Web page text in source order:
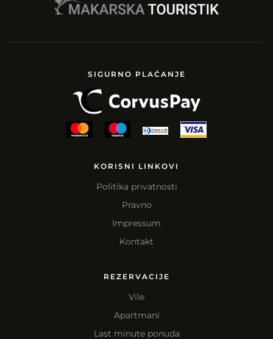
SIGURNO PLAĆANJE
KORISNI LINKOVI
Politika privatnosti
Pravno
Impressum
Kontakt
REZERVACIJE
Vile
Apartmani
Last minute ponuda